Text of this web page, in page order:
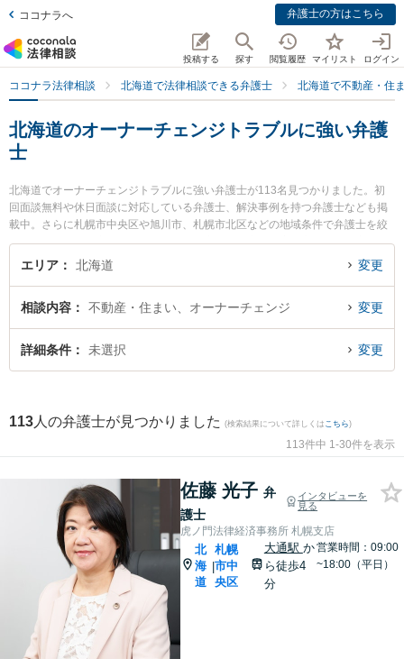
ココナラへ 弁護士の方はこちら
投稿する 探す 閲覧履歴 マイリスト ログイン
ココナラ法律相談 北海道で法律相談できる弁護士 北海道で不動産・住
北海道のオーナーチェンジトラブルに強い弁護
士
北海道でオーナーチェンジトラブルに強い弁護士が113名見つかりました。初
回面談無料や休日面談に対応している弁護士、解決事例を持つ弁護士なども掲
載中。さらに札幌市中央区や旭川市、札幌市北区などの地域条件で弁護士を絞
り込めます。不動産・住まいに関係する立ち退き交渉や家賃交渉、不動産契約
解除等の細かな分野での絞り込み検索もでき便利です。特に虎ノ門法律経済事
どが注目されています。『北海道で土日や夜間に発生したオーナーチェンジト
ラブルのトラブルを今すぐに弁護士に相談したい』『オーナーチェンジトラブ
ルのトラブル解決の実績豊富な近くの弁護士を検索したい』『初回相談無料で
エリア 北海道 変更
相談内容 不動産・住まい、オーナーチェンジ 変更
詳細条件 未選択 変更
113 人の弁護士が見つかりました (検索結果について詳しくは こちら)
113件中 1-30件を表示
佐藤 光子 弁
護士
インタビューを
見る
虎ノ門法律経済事務所 札幌支店
北
海
道
|
札幌
市中
央区
大通駅 か
ら徒歩4
分
営業時間：09:00
~18:00（平日）